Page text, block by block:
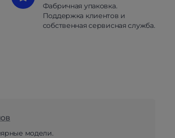
Фабричная упаковка.
Поддержка клиентов и
собственная сервисная служба.
модели.